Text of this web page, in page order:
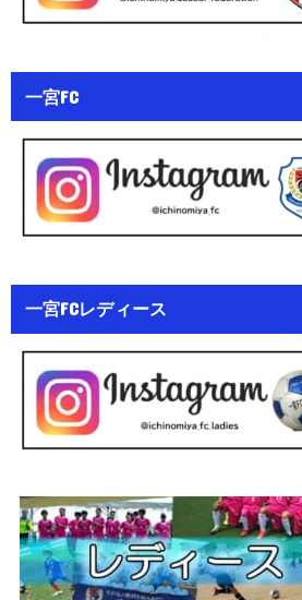
一宮FC
一宮FCレディース